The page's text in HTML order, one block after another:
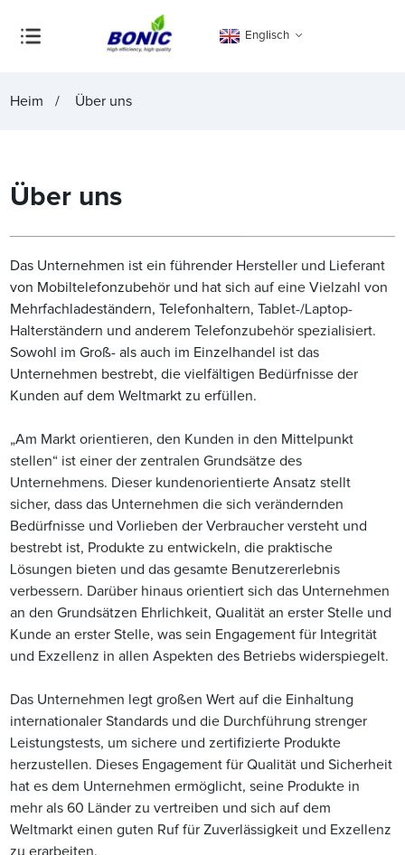
Englisch
Heim Über uns
Über uns
Das Unternehmen ist ein führender Hersteller und Lieferant
von Mobiltelefonzubehör und hat sich auf eine Vielzahl von
Mehrfachladeständern, Telefonhaltern, Tablet-/Laptop-
Halterständern und anderem Telefonzubehör spezialisiert.
Sowohl im Groß- als auch im Einzelhandel ist das
Unternehmen bestrebt, die vielfältigen Bedürfnisse der
Kunden auf dem Weltmarkt zu erfüllen.
„Am Markt orientieren, den Kunden in den Mittelpunkt
stellen“ ist einer der zentralen Grundsätze des
Unternehmens. Dieser kundenorientierte Ansatz stellt
sicher, dass das Unternehmen die sich verändernden
Bedürfnisse und Vorlieben der Verbraucher versteht und
bestrebt ist, Produkte zu entwickeln, die praktische
Lösungen bieten und das gesamte Benutzererlebnis
verbessern. Darüber hinaus orientiert sich das Unternehmen
an den Grundsätzen Ehrlichkeit, Qualität an erster Stelle und
Kunde an erster Stelle, was sein Engagement für Integrität
und Exzellenz in allen Aspekten des Betriebs widerspiegelt.
Das Unternehmen legt großen Wert auf die Einhaltung
internationaler Standards und die Durchführung strenger
Leistungstests, um sichere und zertifizierte Produkte
herzustellen. Dieses Engagement für Qualität und Sicherheit
hat es dem Unternehmen ermöglicht, seine Produkte in
mehr als 60 Länder zu vertreiben und sich auf dem
Weltmarkt einen guten Ruf für Zuverlässigkeit und Exzellenz
zu erarbeiten.